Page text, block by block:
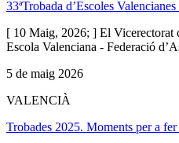
33ªTrobada d’Escoles
[ 10 Maig, 2026; ] El Vicerectorat
Escola Valenciana - Federació
5 de maig 2026
VALENCIÀ
Trobades 2025. Moments per a